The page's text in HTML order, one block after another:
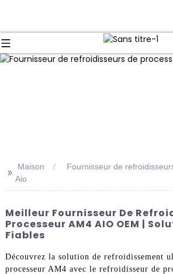
>> Maison
Fournisseur de
Aio
Meilleur Fournisseur De
Processeur AM4 AIO OEM |
Fiables
Découvrez la solution de refroidissement
processeur AM4 avec le refroidisseur de